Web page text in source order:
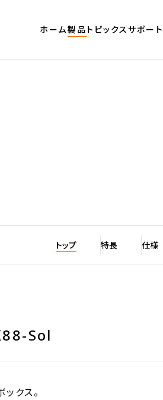
ホーム製品 トピックスサポート
トップ 特長 仕様
Sol
クス。